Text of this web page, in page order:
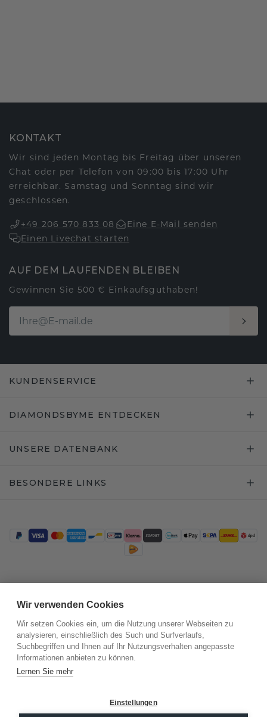
KONTAKT
Wir sind jeden Montag bis Freitag über unseren
Chat oder per Telefon von 09:00 bis 17:00 Uhr
erreichbar. Samstag und Sonntag sind wir
geschlossen.
+49 206 570 833 08
Eine E-Mail senden
Einen Livechat starten
AUF DEM LAUFENDEN BLEIBEN
Gewinnen Sie 500 € Einkaufsguthaben!
KUNDENSERVICE
DIAMONDSBYME ENTDECKEN
UNSERE DATENBANK
BESONDERE LINKS
©2026.DiamondsByMe
Wir verwenden Cookies
Wir setzen Cookies ein, um die Nutzung unserer Webseiten zu
analysieren, einschließlich des Such und Surfverlaufs,
Suchbegriffen und Ihnen auf Ihr Nutzungsverhalten angepasste
Informationen anbieten zu können.
Lernen Sie mehr
Einstellungen